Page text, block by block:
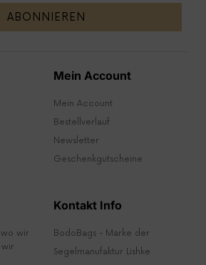
ABONNIEREN
Mein Account
Mein Account
Bestellverlauf
Newsletter
Geschenkgutscheine
wir
Kontakt Info
BodoBags - Marke der
Segelmanufaktur Lishke